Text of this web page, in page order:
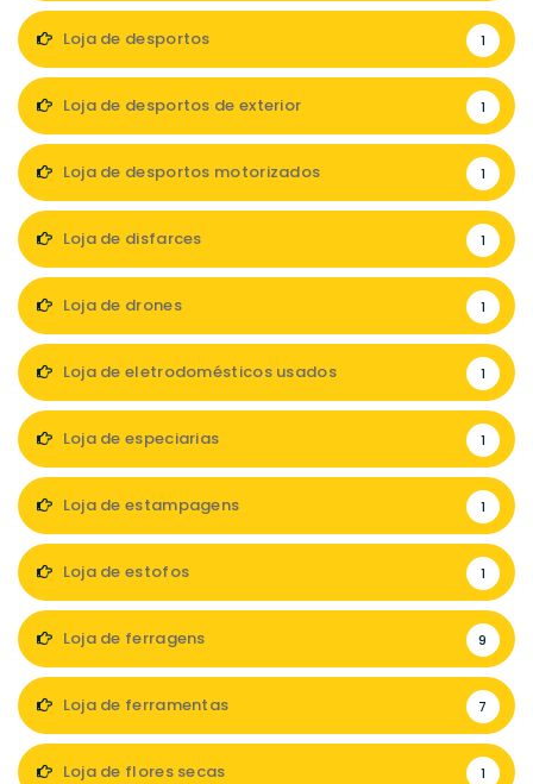
Loja de desportos 1
Loja de desportos de exterior 1
Loja de desportos motorizados 1
Loja de disfarces 1
Loja de drones 1
Loja de eletrodomésticos usados 1
Loja de especiarias 1
Loja de estampagens 1
Loja de estofos 1
Loja de ferragens 9
Loja de ferramentas 7
Loja de flores secas 1